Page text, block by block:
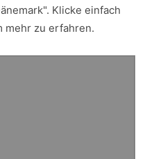
Klicke einfach
mehr zu erfahren.